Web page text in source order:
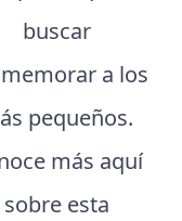
buscar
a los
pequeños.
más aquí
sobre esta